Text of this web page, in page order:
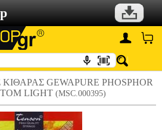
GEWAPURE PHOSPHOR
LIGHT (MSC.000395)